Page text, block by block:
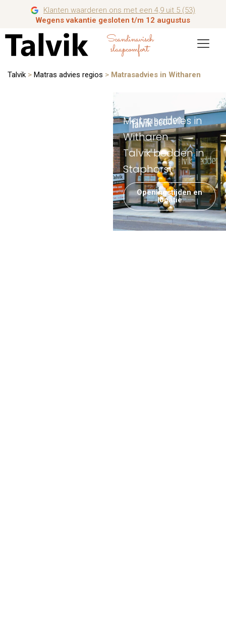
Klanten waarderen ons met een 4,9 uit 5 (53)
Wegens vakantie gesloten t/m 12 augustus
Scandinavisch
slaapcomfort
Talvik > Matras advies regios > Matrasadvies in Witharen
Matrasadvies in
Witharen
Talvik bedden in
Staphorst
Openingstijden en
locatie